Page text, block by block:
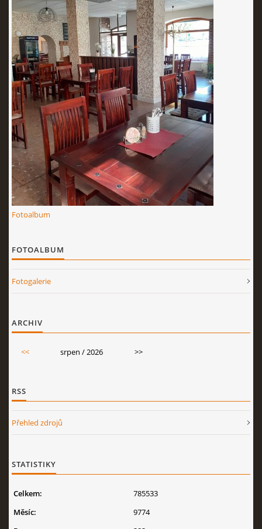
PIVO,TEPLÉ NÁPOJE
NEALKOHOLICKÉ NÁPOJE,TEPLÉ NÁPOJE
LIKÉRY,DESTILÁTY
© 2026 eStránky.cz
Fotoalbum
FOTOALBUM
Fotogalerie
ARCHIV
<< srpen / 2026 >>
RSS
Přehled zdrojů
STATISTIKY
Celkem:
785533
Měsíc:
9774